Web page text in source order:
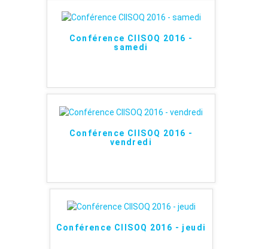
Conférence CIISOQ 2016 -
samedi
Conférence CIISOQ 2016 -
vendredi
Conférence CIISOQ 2016 - jeudi